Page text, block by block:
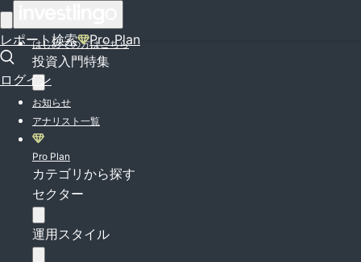
レポート検索 Pro Plan
ログイン
はじめての方はこちら
投資入門特集
お知らせ
アナリスト一覧
Pro Plan
カテゴリから探す
セクター
運用スタイル